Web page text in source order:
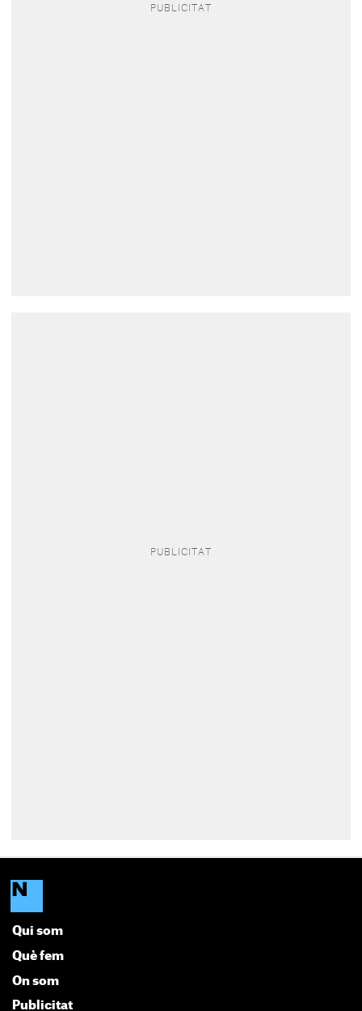
Qui som
Què fem
On som
Publicitat